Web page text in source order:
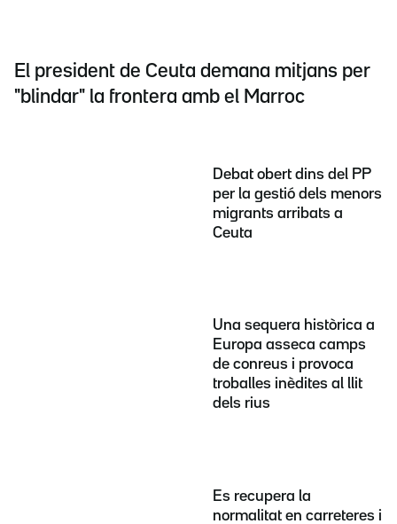
El president de Ceuta demana mitjans per
"blindar" la frontera amb el Marroc
Debat obert dins del PP
per la gestió dels menors
migrants arribats a
Ceuta
Una sequera històrica a
Europa asseca camps
de conreus i provoca
troballes inèdites al llit
dels rius
Es recupera la
normalitat en carreteres i